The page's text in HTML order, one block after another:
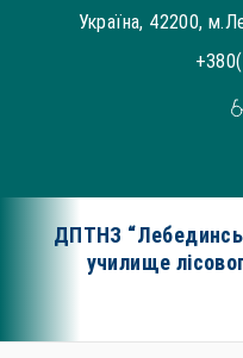
Україна, 42200,
ДПТНЗ
училище